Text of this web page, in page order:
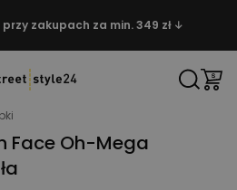
zakupach za min. 349 zł ↓
Face Oh-Mega